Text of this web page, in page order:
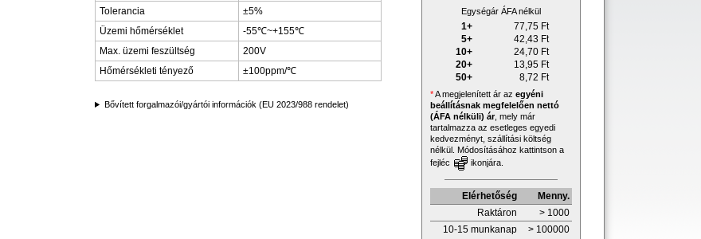
Tolerancia
±5%
Üzemi hőmérséklet
-55℃~+155℃
Max. üzemi feszültség
200V
Hőmérsékleti tényező
±100ppm/℃
Bővített forgalmazói/gyártói információk (EU 2023/988 rendelet)
Egységár ÁFA nélkül
1+ 77,75 Ft
5+
42,43 Ft
10+
24,70 Ft
20+
13,95 Ft
50+
8,72 Ft
*A megjelenített ár az egyéni
beállításnak megfelelően nettó
(ÁFA nélküli) ár, mely már
tartalmazza az esetleges egyedi
kedvezményt, szállítási költség
nélkül. Módosításához kattintson a
fejléc
ikonjára.
Elérhetőség
Menny.
Raktáron
> 1000
10-15 munkanap
> 100000